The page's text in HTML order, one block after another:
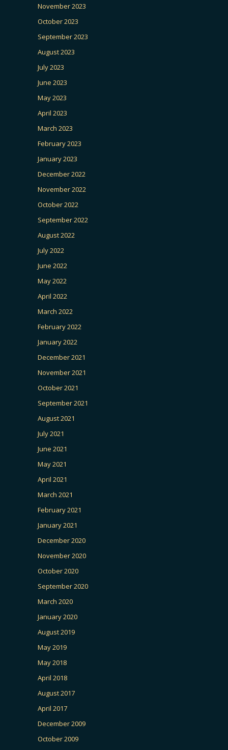
November 2023
October 2023
September 2023
August 2023
July 2023
June 2023
May 2023
April 2023
March 2023
February 2023
January 2023
December 2022
November 2022
October 2022
September 2022
August 2022
July 2022
June 2022
May 2022
April 2022
March 2022
February 2022
January 2022
December 2021
November 2021
October 2021
September 2021
August 2021
July 2021
June 2021
May 2021
April 2021
March 2021
February 2021
January 2021
December 2020
November 2020
October 2020
September 2020
March 2020
January 2020
August 2019
May 2019
May 2018
April 2018
August 2017
April 2017
December 2009
October 2009